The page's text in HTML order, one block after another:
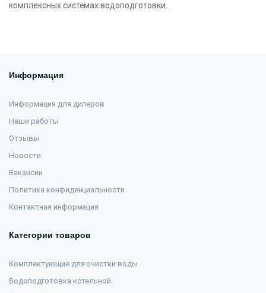
комплексных системах водоподготовки.
Информация
Информация для дилеров
Наши работы
Отзывы
Новости
Вакансии
Политика конфиденциальности
Контактная информация
Категории товаров
Комплектующие для очистки воды
Водоподготовка котельной